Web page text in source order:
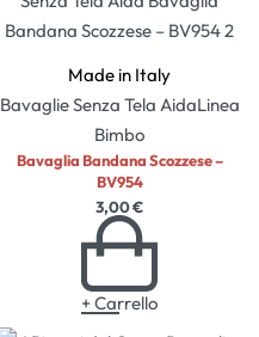
Made in Italy
Bavaglie Senza Tela AidaLinea
Bimbo
Bavaglia Bandana Scozzese –
BV954
3,00€
+ Carrello